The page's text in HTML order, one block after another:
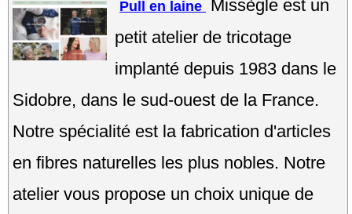
Pull en laine Missègle est un
petit atelier de tricotage
implanté depuis 1983 dans le
Sidobre, dans le sud-ouest de la France.
Notre spécialité est la fabrication d'articles
en fibres naturelles les plus nobles. Notre
atelier vous propose un choix unique de